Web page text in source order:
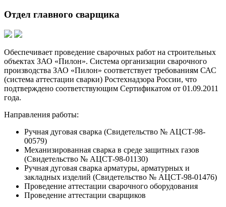
Отдел главного сварщика
Обеспечивает проведение сварочных работ на строительных
объектах ЗАО «Пилон». Система организации сварочного
производства ЗАО «Пилон» соответствует требованиям САС
(система аттестации сварки) Ростехнадзора России, что
подтверждено соответствующим Сертификатом от 01.09.2011
года.
Направления работы:
Ручная дуговая сварка (Свидетельство № АЦСТ-98-
00579)
Механизированная сварка в среде защитных газов
(Свидетельство № АЦСТ-98-01130)
Ручная дуговая сварка арматуры, арматурных и
закладных изделий (Свидетельство № АЦСТ-98-01476)
Проведение аттестации сварочного оборудования
Проведение аттестации сварщиков